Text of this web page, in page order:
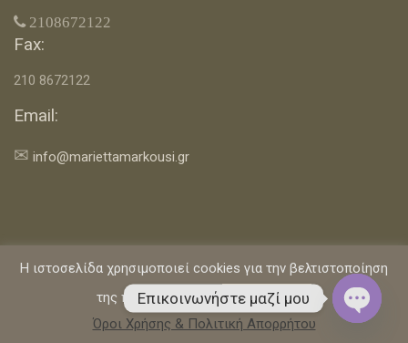
 2108672122
Fax:
210 8672122
Email:
✉ info@mariettamarkousi.gr
Αρχική Επικοινωνία
Όροι Χρήσης & Πολιτική Απορρήτου
Η Διαιτολόγος
Copyright © 2020 Marietta Markousi
Η ιστοσελίδα χρησιμοποιεί cookies για την βελτιστοποίηση
της πλοήγησής σας.
Αποδέχομαι
Όροι Χρήσης & Πολιτική Απορρήτου
Επικοινωνήστε μαζί μου